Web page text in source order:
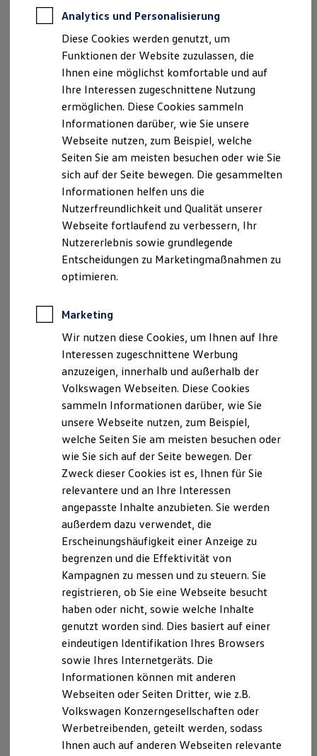
Zertifizierte Gebrauchtwagen
Für Privatkunden
Für Gewerbekunden
Leasing
Für Privatkunden
Für Gewerbekunden
Versicherungen & Garantien
Garantien
Kfz-Versicherung für Nutzfahrzeuge
Restschuldversicherung
Wartungsverträge
Besitzer & Service
Reparatur & Service
Sommer-Special
Reparatur, Pflege & Inspektion
Servicetermin anfragen
Service-Vorteile bei Volkswagen Nutzfahrzeuge
ServicePlus
Economy Service
Räder & Reifen Service
Ersatzfahrzeuge
Software, Konnektivität & Apps
California App
VW Connect für Ihren ID. Buzz
VW Connect für Ihren Transporter/Caravelle
VW Connect für Ihren Amarok
VW Connect für andere Modelle
Connect Pro
Fleet Interface Data
Multistop Pathfinder
Übersicht Software Updates
Hilfreiches für Besitzer
Fahrerassistenz- und Sicherheitssysteme
Kontrollleuchten
Kurzfahrprofile und Ölverdünnung
XTL-Dieselkraftstoff
Ersatzteile und Betriebsflüssigkeiten
Original Zubehör und Lifestyle Produkte
myVolkswagen
myVolkswagen Business
Elektrisch & Autonom
Elektro - & Hybridfahrzeuge
Unser Ansatz
Klimafreundlicher Strom
Reichweite & Ladelösungen
Reichweitensimulator
Ladezeitensimulator
Ladelösungen für Privatkunden
Ladelösungen für Gewerbekunden
Wallbox und Ladekabel
Förderung & Kosten der Elektrofahrzeuge
Fördermöglichkeiten für Privatkunden
Fördermöglichkeiten für Gewerbekunden
Autohaus Brass Vertriebs GmbH & Co. KG
Frankfurter Str. 171
35392 Gießen
Telefon: (0641) 9230-0
Telefax: (0641) 9230-100
info.giessen@brass-gruppe.de
Handelsregister Gießen HRA 3857
Pers. haft. Gesellschafterin: Autohaus Brass Vertriebs
Verwaltungs GmbH
Handelsregister Gießen HRB 6664
Ust-IdNr. gemäß § 27a Umsatzsteuergesetz: DE 255
803 100
Geschäftsführer: Ulrich Brass, Artan Statovci
Prokurist: Mario Schrödel, Dr. Claus Neuser
Versicherungsvermittlerregister Standort Gießen:
www.vermittlerregister.infoRegistrierungs-Nr
NGZ4-HC38N-98
Tätigkeitsart: Versicherungsvertreter mit
Erlaubnisbefreiung nach § 34d Abs. 6 GewO
(produktakzessorisch)
Versicherungsvermittlerregister Standort Rodgau:
www.vermittlerregister.infoRegistrierungs-Nr.: D-
5J7R-Q0AFG-20
Tätigkeitsart: Gebundener Versicherungsvertreter
nach § 34d Abs. 7 GewO
Datenschutzbeauftragter:
Creditreform Compliance Services GmbH
Hammfelddamm 13
D - 41460 Neuss
datenschutz@brass-gruppe.de
Datenschutzerklärung
Datenschutzhinweise
Nachfolgend informieren wir Sie über die
Verarbeitung Ihrer personenbezogenen Daten.
Analytics und Personalisierung
Diese Cookies werden genutzt, um
Funktionen der Website zuzulassen, die
Ihnen eine möglichst komfortable und auf
Ihre Interessen zugeschnittene Nutzung
ermöglichen. Diese Cookies sammeln
Informationen darüber, wie Sie unsere
Webseite nutzen, zum Beispiel, welche
Seiten Sie am meisten besuchen oder wie Sie
sich auf der Seite bewegen. Die gesammelten
Informationen helfen uns die
Nutzerfreundlichkeit und Qualität unserer
Webseite fortlaufend zu verbessern, Ihr
Nutzererlebnis sowie grundlegende
Entscheidungen zu Marketingmaßnahmen zu
optimieren.
Marketing
Wir nutzen diese Cookies, um Ihnen auf Ihre
Interessen zugeschnittene Werbung
anzuzeigen, innerhalb und außerhalb der
Volkswagen Webseiten. Diese Cookies
sammeln Informationen darüber, wie Sie
unsere Webseite nutzen, zum Beispiel,
welche Seiten Sie am meisten besuchen oder
wie Sie sich auf der Seite bewegen. Der
Zweck dieser Cookies ist es, Ihnen für Sie
relevantere und an Ihre Interessen
angepasste Inhalte anzubieten. Sie werden
außerdem dazu verwendet, die
Erscheinungshäufigkeit einer Anzeige zu
begrenzen und die Effektivität von
Kampagnen zu messen und zu steuern. Sie
registrieren, ob Sie eine Webseite besucht
haben oder nicht, sowie welche Inhalte
genutzt worden sind. Dies basiert auf einer
eindeutigen Identifikation Ihres Browsers
sowie Ihres Internetgeräts. Die
Informationen können mit anderen
Webseiten oder Seiten Dritter, wie z.B.
Volkswagen Konzerngesellschaften oder
Werbetreibenden, geteilt werden, sodass
Ihnen auch auf anderen Webseiten relevante